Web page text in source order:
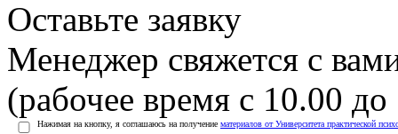
Оставьте заявку
Менеджер свяжется с
(рабочее время с 10.00
Нажимая на кнопку, я соглашаюсь на получение материалов от Университета практической